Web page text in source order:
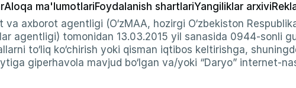
Aloqa ma'lumotlariFoydalanish shartlariYangiliklar arxivi
axborot agentligi (O‘zMAA, hozirgi O‘zbekiston
agentligi) tomonidan 13.03.2015 yil sanasida 0944-sonli
to‘liq ko‘chirish yoki qisman iqtibos keltirishga,
giperhavola mavjud bo‘lgan va/yoki “Daryo” internet-